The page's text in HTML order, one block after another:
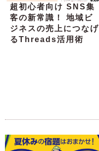
超初心者向け SNS集
客の新常識！ 地域ビ
ジネスの売上につなげ
るThreads活用術